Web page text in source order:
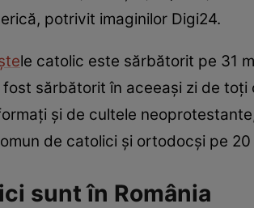
potrivit imaginilor Digi24.
le catolic este sărbătorit pe 31
fost sărbătorit în aceeaşi zi de
și de cultele
de catolici și ortodocși pe 20
sunt în România